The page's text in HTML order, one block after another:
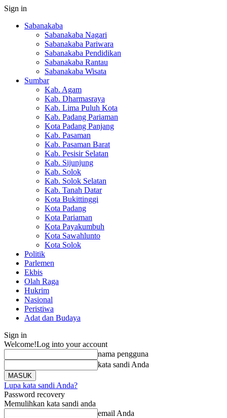
Sign in
Sabanakaba
Sabanakaba Nagari
Sabanakaba Pariwara
Sabanakaba Pendidikan
Sabanakaba Rantau
Sabanakaba Wisata
Sumbar
Kab. Agam
Kab. Dharmasraya
Kab. Lima Puluh Kota
Kab. Padang Pariaman
Kota Padang Panjang
Kab. Pasaman
Kab. Pasaman Barat
Kab. Pesisir Selatan
Kab. Sijunjung
Kab. Solok
Kab. Solok Selatan
Kab. Tanah Datar
Kota Bukittinggi
Kota Padang
Kota Pariaman
Kota Payakumbuh
Kota Sawahlunto
Kota Solok
Politik
Parlemen
Ekbis
Olah Raga
Hukrim
Nasional
Peristiwa
Adat dan Budaya
Sign in
Welcome!Log into your account
nama pengguna
kata sandi Anda
Lupa kata sandi Anda?
Password recovery
Memulihkan kata sandi anda
email Anda